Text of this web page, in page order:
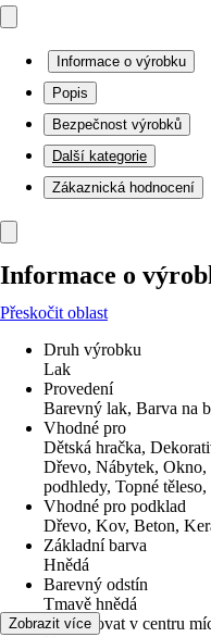
Informace o výrobku
Popis
Bezpečnost výrobků
Další kategorie
Zákaznická hodnocení
Informace o
Přeskočit oblast
Druh výrobku
Lak
Provedení
Barevný lak, Barva na
Vhodné pro
Dětská hračka,
Dřevo, Nábytek, Okno,
podhledy, Topné
Vhodné pro podklad
Dřevo, Kov, Beton,
Základní barva
Hnědá
Barevný odstín
Tmavě hnědá
Lze tónovat v centru
Zobrazit více